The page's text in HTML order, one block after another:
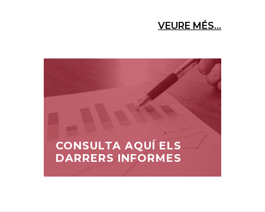
VEURE MÉS...
CONSULTA AQUÍ ELS
DARRERS INFORMES